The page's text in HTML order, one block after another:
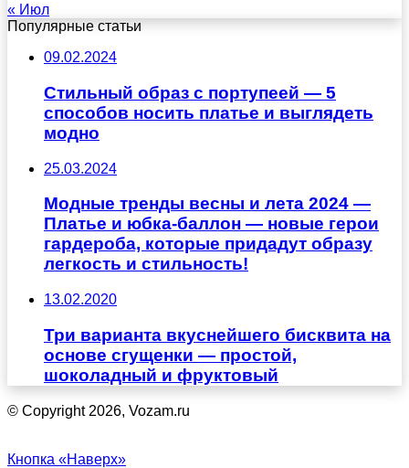
« Июл
Популярные статьи
09.02.2024
Стильный образ с портупеей — 5
способов носить платье и выглядеть
модно
25.03.2024
Модные тренды весны и лета 2024 —
Платье и юбка-баллон — новые герои
гардероба, которые придадут образу
легкость и стильность!
13.02.2020
Три варианта вкуснейшего бисквита на
основе сгущенки — простой,
шоколадный и фруктовый
© Copyright 2026, Vozam.ru
Кнопка «Наверх»